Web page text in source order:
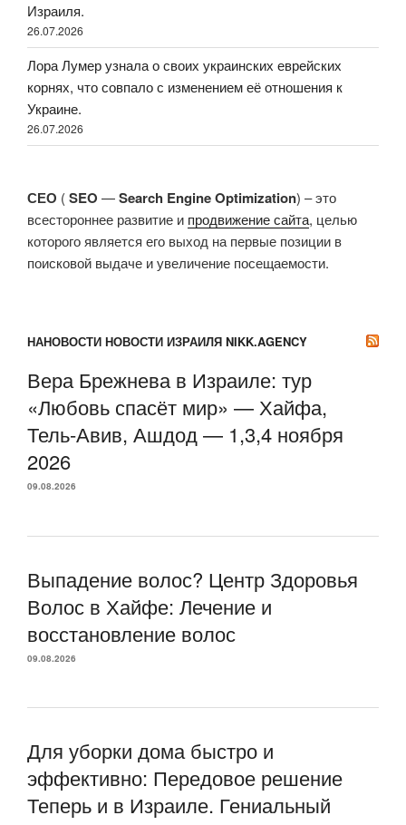
Израиля.
26.07.2026
Лора Лумер узнала о своих украинских еврейских
корнях, что совпало с изменением её отношения к
Украине.
26.07.2026
СЕО (SEO —Search Engine Optimization) – это
всестороннее развитие и продвижение сайта, целью
которого является его выход на первые позиции в
поисковой выдаче и увеличение посещаемости.
НАНОВОСТИ НОВОСТИ ИЗРАИЛЯ NIKK.AGENCY
Вера Брежнева в Израиле: тур
«Любовь спасёт мир» — Хайфа,
Тель-Авив, Ашдод — 1,3,4 ноября
2026
09.08.2026
Выпадение волос? Центр Здоровья
Волос в Хайфе: Лечение и
восстановление волос
09.08.2026
Для уборки дома быстро и
эффективно: Передовое решение
Теперь и в Израиле. Гениальный